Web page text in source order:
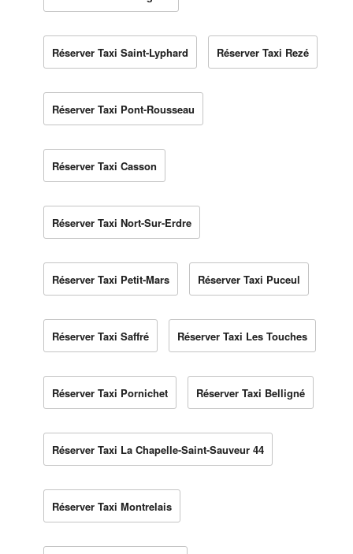
Réserver Taxi Saint-Lyphard Réserver Taxi Rezé
Réserver Taxi Pont-Rousseau
Réserver Taxi Casson
Réserver Taxi Nort-Sur-Erdre
Réserver Taxi Petit-Mars Réserver Taxi Puceul
Réserver Taxi Saffré Réserver Taxi Les Touches
Réserver Taxi Pornichet Réserver Taxi Belligné
Réserver Taxi La Chapelle-Saint-Sauveur 44
Réserver Taxi Montrelais